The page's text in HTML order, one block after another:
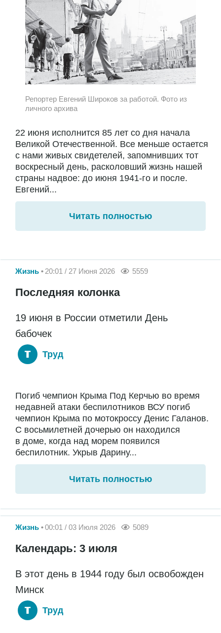
Репортер Евгений Широков за работой. Фото из
личного архива
22 июня исполнится 85 лет со дня начала
Великой Отечественной. Все меньше остается
с нами живых свидетелей, запомнивших тот
воскресный день, расколовший жизнь нашей
страны надвое: до июня 1941-го и после.
Евгений...
Читать полностью
Жизнь 20:01 / 27 Июня 2026 5559
Последняя колонка
19 июня в России отметили День
бабочек
Труд
Погиб чемпион Крыма Под Керчью во время
недавней атаки беспилотников ВСУ погиб
чемпион Крыма по мотокроссу Денис Галанов.
С восьмилетней дочерью он находился
в доме, когда над морем появился
беспилотник. Укрыв Дарину...
Читать полностью
Жизнь 00:01 / 03 Июля 2026 5089
Календарь: 3 июля
В этот день в 1944 году был освобожден
Минск
Труд